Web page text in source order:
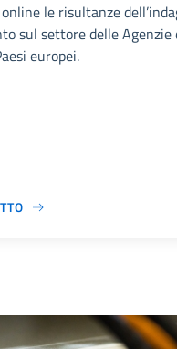
le risultanze
sul settore delle Agenzie
europei.